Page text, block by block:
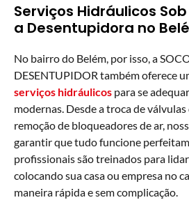
Serviços Hidráulicos
a Desentupidora no
No bairro do Belém, por isso, a
DESENTUPIDOR também oferece
serviços hidráulicos para se
modernas. Desde a troca de válvulas
remoção de bloqueadores de ar,
garantir que tudo funcione
profissionais são treinados para
colocando sua casa ou empresa no
maneira rápida e sem complicação.